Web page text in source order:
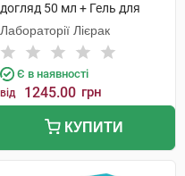
догляд 50 мл + Гель для
душу 200 мл 1 набір
Лабораторії Лієрак
Є в наявності
від 1245.00 грн
КУПИТИ